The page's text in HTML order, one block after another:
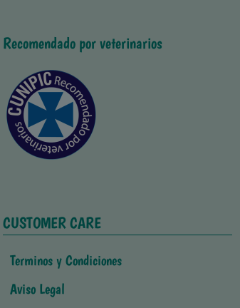
Recomendado por veterinarios
CUSTOMER CARE
Terminos y Condiciones
Aviso Legal